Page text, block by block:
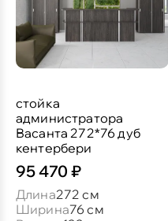
стойка
администратора
Васанта 272*76 дуб
кентербери
95 470 ₽
Длина272 см
Ширина76 см